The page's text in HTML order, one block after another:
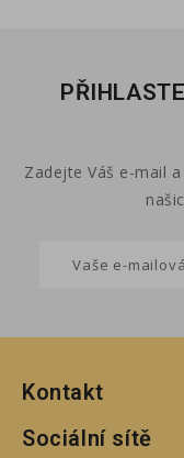
Zadejte Váš e-mail
Kontakt
Sociální sítě